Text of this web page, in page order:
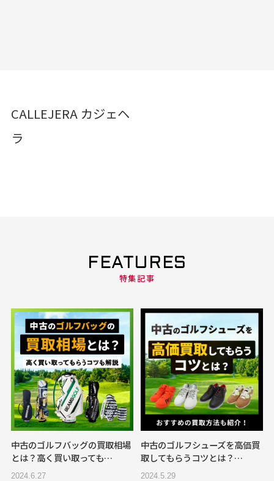
CALLEJERA カジェヘ
ラ
FEATURES
特集記事
中古のゴルフバッグの買取相場
とは？高く買い取っても…
2024.6.27
中古のゴルフシューズを高価買
取してもらうコツとは？…
2024.5.29